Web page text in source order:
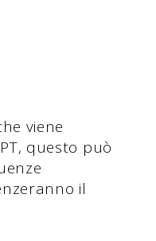
viene
questo può
il